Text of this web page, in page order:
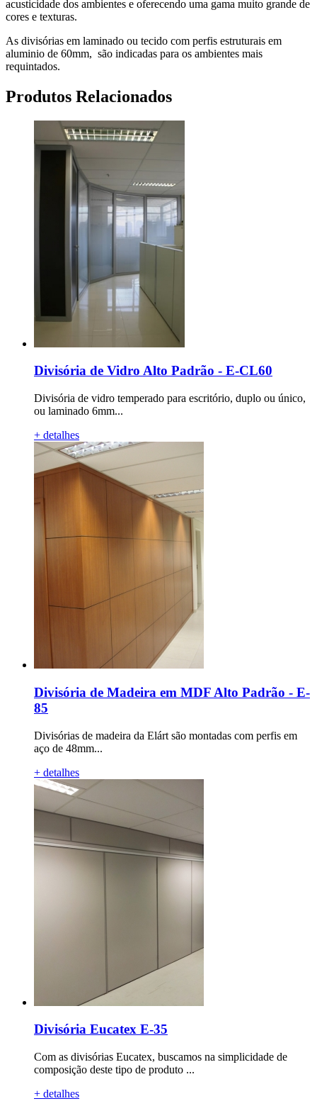
acusticidade dos ambientes e oferecendo uma gama muito grande de
cores e texturas.
As divisórias em laminado ou tecido com perfis estruturais em
aluminio de 60mm, são indicadas para os ambientes mais
requintados.
Produtos Relacionados
Divisória de Vidro Alto Padrão - E-CL60
Divisória de vidro temperado para escritório, duplo ou único,
ou laminado 6mm...
+ detalhes
Divisória de Madeira em MDF Alto Padrão - E-
85
Divisórias de madeira da Elárt são montadas com perfis em
aço de 48mm...
+ detalhes
Divisória Eucatex E-35
Com as divisórias Eucatex, buscamos na simplicidade de
composição deste tipo de produto ...
+ detalhes